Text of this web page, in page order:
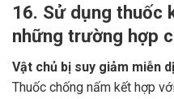
16. Sử dụng thuốc
những trường hợp
Vật chủ bị suy giảm miễn
Thuốc chống nấm kết hợp